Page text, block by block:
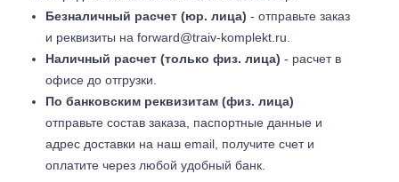
Безналичный расчет (юр. лица) - отправьте заказ
и реквизиты на forward@traiv-komplekt.ru
Наличный расчет (только физ. лица) - расчет в
офисе до отгрузки.
По банковским реквизитам (физ. лица)
отправьте состав заказа, паспортные данные и
адрес доставки на наш email, получите счет и
оплатите через любой удобный банк.